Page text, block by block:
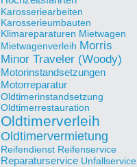
Karosseriearbeiten
Karosserieumbauten
Klimareparaturen Mietwagen
Mietwagenverleih Morris
Minor Traveler (Woody)
Motorinstandsetzungen
Motorreparatur
Oldtimerinstandsetzung
Oldtimerrestauration
Oldtimerverleih
Oldtimervermietung
Reifendienst Reifenservice
Reparaturservice Unfallservice